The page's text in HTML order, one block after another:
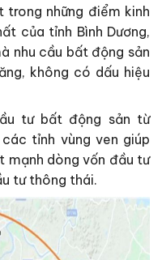
trong những điểm kinh
của tỉnh Bình Dương,
nhu cầu bất động sản
không có dấu hiệu
tư bất động sản từ
tỉnh vùng ven giúp
mạnh dòng vốn đầu tư
tư thông thái.